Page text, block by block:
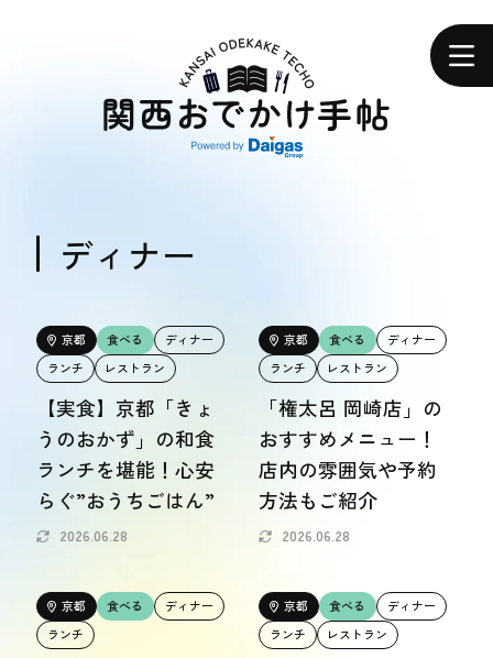
エリアで探す
食べる
体験する
体験する
おトク情報
おトク情報
おすすめ
ディナー
京都 食べる
ディナー
ランチ
レストラン
【実食】京都「きょ
うのおかず」の和食
ランチを堪能！心安
らぐ”おうちごはん”
2026.06.28
京都 食べる
ディナー
ランチ
レストラン
「権太呂 岡崎店」の
おすすめメニュー！
店内の雰囲気や予約
方法もご紹介
2026.06.28
京都 食べる
ディナー
ランチ
京都 食べる
ディナー
ランチ
レストラン